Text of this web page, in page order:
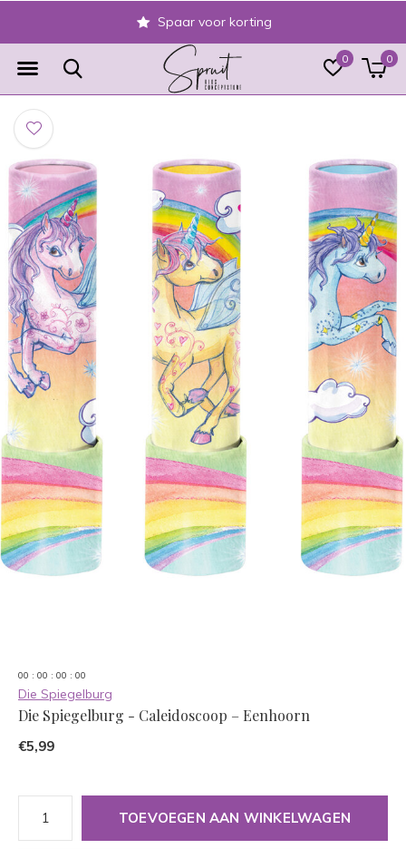
0 0
Spaar voor korting
00 : 00 : 00 : 00
Die Spiegelburg
Die Spiegelburg - Caleidoscoop – Eenhoorn
€5,99
TOEVOEGEN AAN WINKELWAGEN